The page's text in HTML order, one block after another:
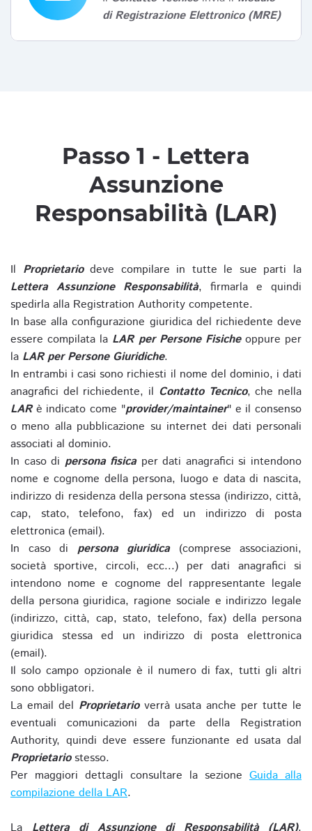
di Registrazione Elettronico (MRE)
Passo 1 - Lettera
Assunzione
Responsabilità (LAR)
Il Proprietariodeve compilare in tutte le sue parti la
Lettera Assunzione Responsabilità, firmarla e quindi
spedirla alla Registration Authority competente.
In base alla configurazione giuridica del richiedente deve
essere compilata la LAR per Persone Fisicheoppure per
la LAR per Persone Giuridiche.
In entrambi i casi sono richiesti il nome del dominio, i dati
anagrafici del richiedente, il Contatto Tecnico, che nella
LARè indicato come "provider/maintainer" e il consenso
o meno alla pubblicazione su internet dei dati personali
associati al dominio.
In caso di persona fisicaper dati anagrafici si intendono
nome e cognome della persona, luogo e data di nascita,
indirizzo di residenza della persona stessa (indirizzo, città,
cap, stato, telefono, fax) ed un indirizzo di posta
elettronica (email).
In caso di persona giuridica(comprese associazioni,
società sportive, circoli, ecc...) per dati anagrafici si
intendono nome e cognome del rappresentante legale
della persona giuridica, ragione sociale e indirizzo legale
(indirizzo, città, cap, stato, telefono, fax) della persona
giuridica stessa ed un indirizzo di posta elettronica
(email).
Il solo campo opzionale è il numero di fax, tutti gli altri
sono obbligatori.
La email del Proprietarioverrà usata anche per tutte le
eventuali comunicazioni da parte della Registration
Authority, quindi deve essere funzionante ed usata dal
Proprietariostesso.
Per maggiori dettagli consultare la sezione Guida alla
compilazione della LAR.